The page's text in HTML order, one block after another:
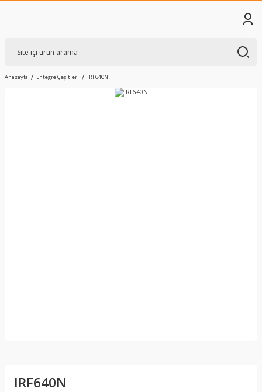
Anasayfa Entegre Çeşitleri IRF640N
IRF640N